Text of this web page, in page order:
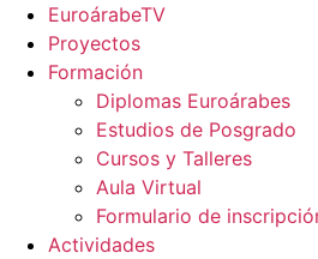
EuroárabeTV
Proyectos
Formación
Diplomas Euroárabes
Estudios de Posgrado
Cursos y Talleres
Aula Virtual
Formulario de
Actividades